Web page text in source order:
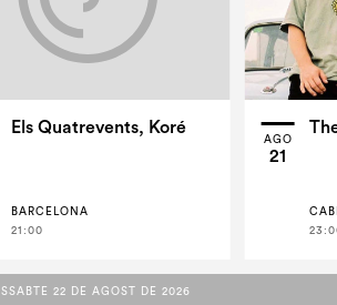
Els Quatrevents, Koré
BARCELONA
21:00
AGO
21
22 DE AGOST DE 2026
22 DE AGOST DE 2026